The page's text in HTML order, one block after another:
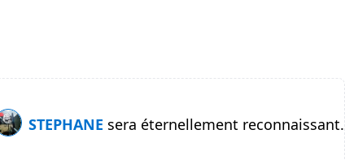
STEPHANE sera éternellement reconnaissant.